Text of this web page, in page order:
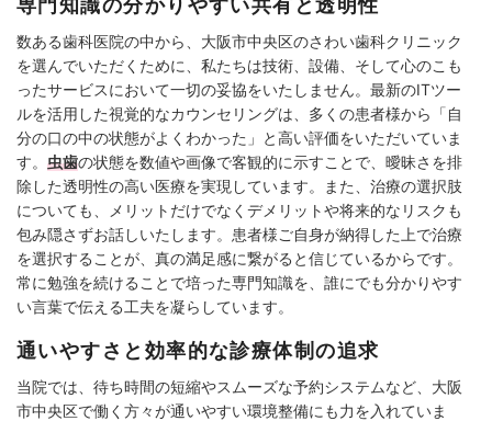
専門知識の分かりやすい共有と透明性
数ある歯科医院の中から、大阪市中央区のさわい歯科クリニック
を選んでいただくために、私たちは技術、設備、そして心のこも
ったサービスにおいて一切の妥協をいたしません。最新のITツー
ルを活用した視覚的なカウンセリングは、多くの患者様から「自
分の口の中の状態がよくわかった」と高い評価をいただいていま
す。 虫歯の状態を数値や画像で客観的に示すことで、曖昧さを排
除した透明性の高い医療を実現しています。また、治療の選択肢
についても、メリットだけでなくデメリットや将来的なリスクも
包み隠さずお話しいたします。患者様ご自身が納得した上で治療
を選択することが、真の満足感に繋がると信じているからです。
常に勉強を続けることで培った専門知識を、誰にでも分かりやす
い言葉で伝える工夫を凝らしています。
通いやすさと効率的な診療体制の追求
当院では、待ち時間の短縮やスムーズな予約システムなど、大阪
市中央区で働く方々が通いやすい環境整備にも力を入れていま